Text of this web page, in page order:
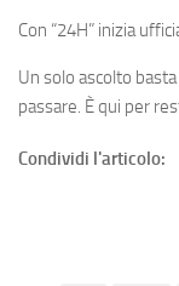
Con “24H” inizia
Un solo ascolto
passare. È qui per
Condividi l'articolo: